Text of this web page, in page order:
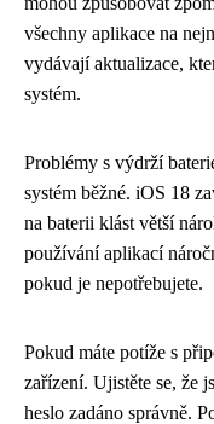
všechny aplikace na
vydávají aktualizace,
systém.
Problémy s výdrží
systém běžné. iOS 18
na baterii klást větší
používání aplikací
pokud je nepotřebujete.
Pokud máte potíže s
zařízení. Ujistěte se, že
heslo zadáno správně.